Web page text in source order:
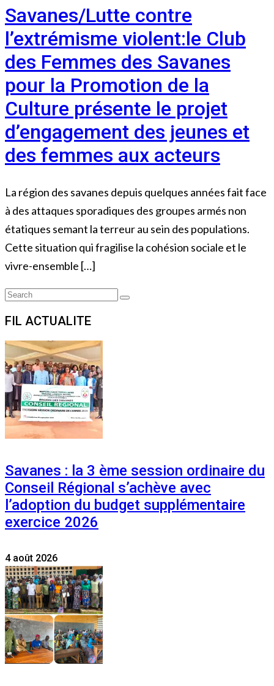
Savanes/Lutte contre
l’extrémisme violent:le Club
des Femmes des Savanes
pour la Promotion de la
Culture présente le projet
d’engagement des jeunes et
des femmes aux acteurs
La région des savanes depuis quelques années fait face
à des attaques sporadiques des groupes armés non
étatiques semant la terreur au sein des populations.
Cette situation qui fragilise la cohésion sociale et le
vivre-ensemble […]
Search
Search
FIL ACTUALITE
Savanes : la 3 ème session ordinaire du
Conseil Régional s’achève avec
l’adoption du budget supplémentaire
exercice 2026
4 août 2026